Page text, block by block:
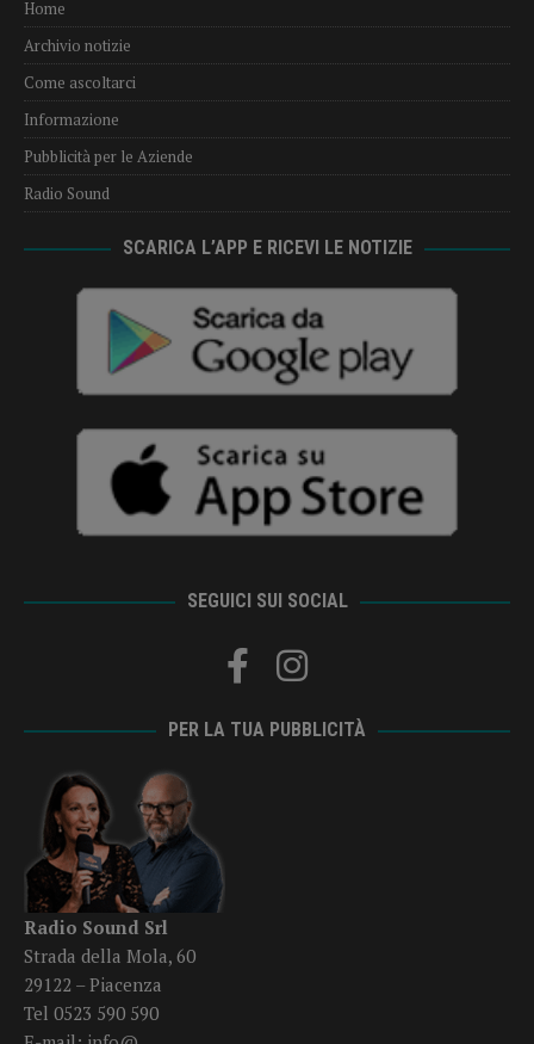
Home
Archivio notizie
Come ascoltarci
Informazione
Pubblicità per le Aziende
Radio Sound
SCARICA L’APP E RICEVI LE NOTIZIE
SEGUICI SUI SOCIAL
PER LA TUA PUBBLICITÀ
Radio Sound Srl
Strada della Mola, 60
29122 – Piacenza
Tel 0523 590 590